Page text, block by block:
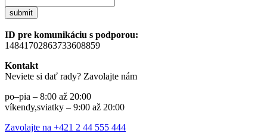
submit
ID pre komunikáciu s podporou:
14841702863733608859
Kontakt
Neviete si dať rady? Zavolajte nám
po–pia – 8:00 až 20:00
víkendy,sviatky – 9:00 až 20:00
Zavolajte na +421 2 44 555 444